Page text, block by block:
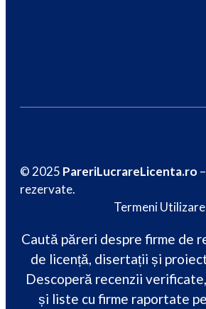
© 2025 PareriLucrareLicenta.ro
rezervate.
Termeni Utilizare
Caută păreri despre firme de
de licență, disertații și
Descoperă recenzii
și liste cu firme raportate